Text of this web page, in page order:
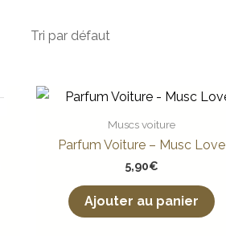
Muscs voiture
Parfum Voiture – Musc Love
5,90€
Ajouter au panier